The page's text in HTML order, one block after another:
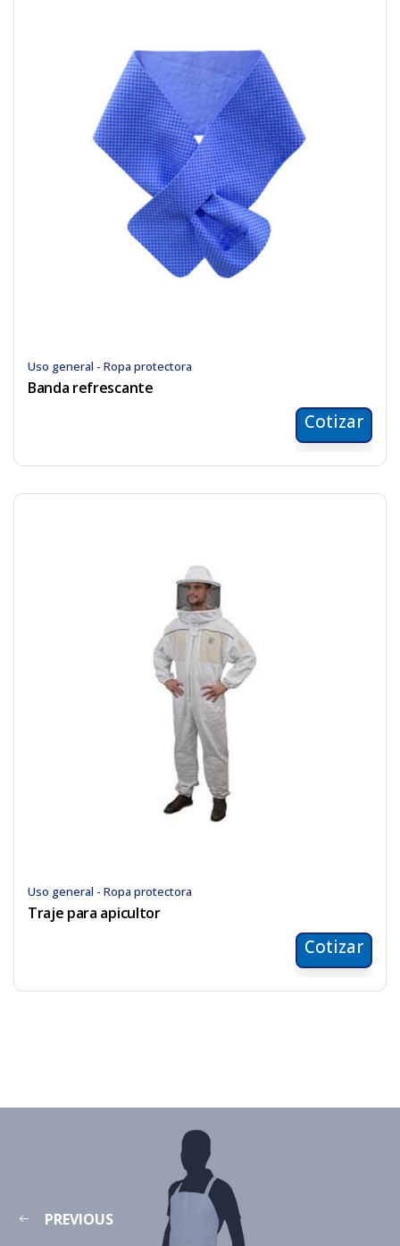
Uso general - Ropa protectora
Banda refrescante
Cotizar
Uso general - Ropa protectora
Traje para apicultor
Cotizar
PREVIOUS